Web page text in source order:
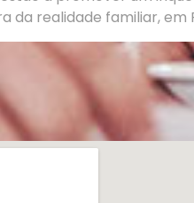
da realidade familiar, em